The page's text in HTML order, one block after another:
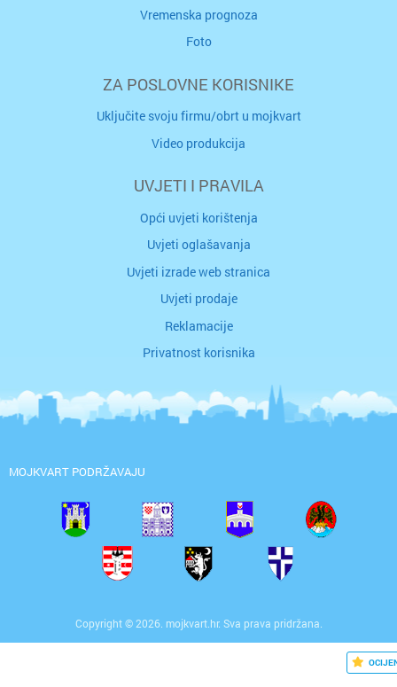
Vremenska prognoza
Foto
ZA POSLOVNE KORISNIKE
Uključite svoju firmu/obrt u mojkvart
Video produkcija
UVJETI I PRAVILA
Opći uvjeti korištenja
Uvjeti oglašavanja
Uvjeti izrade web stranica
Uvjeti prodaje
Reklamacije
Privatnost korisnika
MOJKVART PODRŽAVAJU
Copyright © 2026. mojkvart.hr. Sva prava pridržana.